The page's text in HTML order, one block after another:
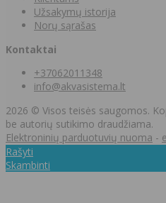
Užsakymų istorija
Norų sąrašas
Kontaktai
+37062011348
info@akvasistema.lt
2026 © Visos teisės saugomos.
be autorių sutikimo draudžiama.
Elektroninių parduotuvių nuoma -
Rašyti
Skambinti